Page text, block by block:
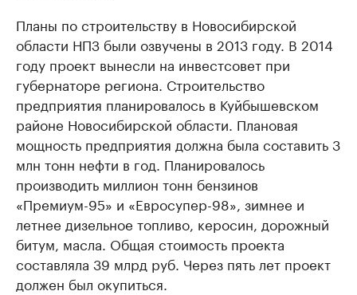
Планы по строительству в Новосибирской
области НПЗ были озвучены в 2013 году. В 2014
году проект вынесли на инвестсовет при
губернаторе региона. Строительство
предприятия планировалось в Куйбышевском
районе Новосибирской области. Плановая
мощность предприятия должна была составить 3
млн тонн нефти в год. Планировалось
производить миллион тонн бензинов
«Премиум-95» и «Евросупер-98», зимнее и
летнее дизельное топливо, керосин, дорожный
битум, масла. Общая стоимость проекта
составляла 39 млрд руб. Через пять лет проект
должен был окупиться.